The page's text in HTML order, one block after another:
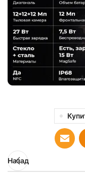
Назад